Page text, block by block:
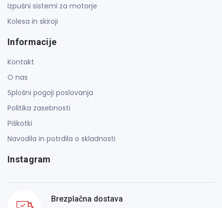
Izpušni sistemi za motorje
Kolesa in skiroji
Informacije
Kontakt
O nas
Splošni pogoji poslovanja
Politika zasebnosti
Piškotki
Navodila in potrdila o skladnosti
Instagram
Brezplačna dostava